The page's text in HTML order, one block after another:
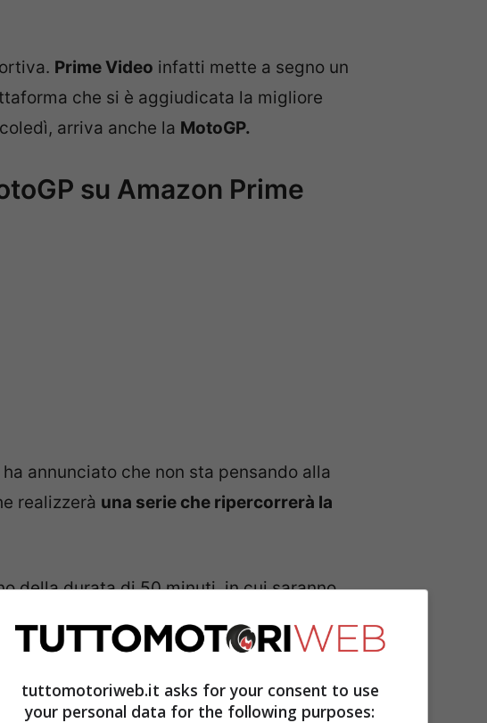
Prime Video infatti mette a segno un
che si è aggiudicata la migliore
arriva anche la MotoGP.
su Amazon Prime
annunciato che non sta pensando alla
realizzerà una serie che ripercorrerà la
della durata di 50 minuti, in cui saranno
varie scuderie. Tra i protagonisti
Quartararoma anche Marc Márquez,
Joan Mir .
tuttomotoriweb.it asks for your consent to use
your personal data for the following purposes: